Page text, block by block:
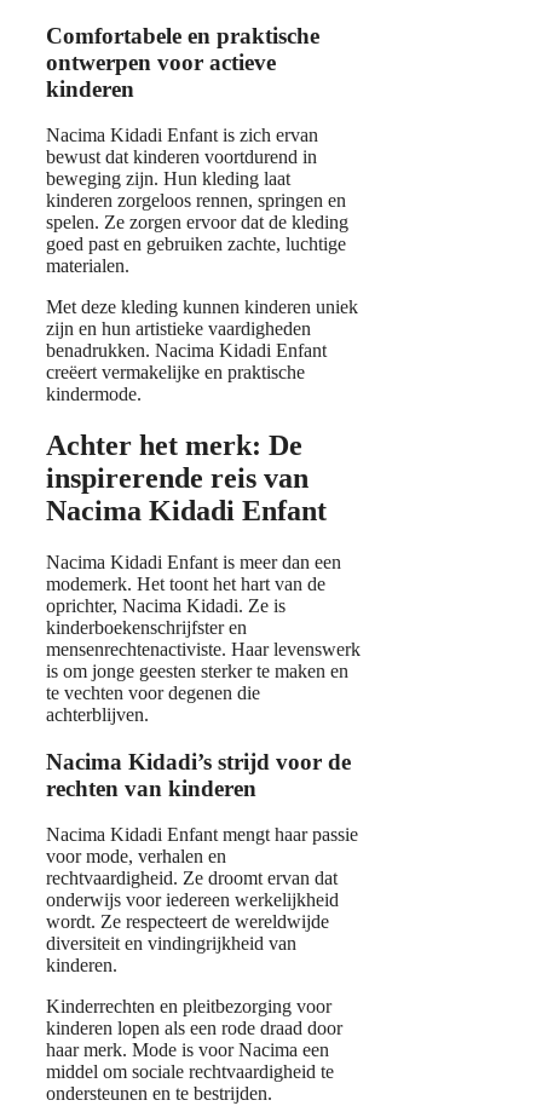
Comfortabele en praktische
ontwerpen voor actieve
kinderen
Nacima Kidadi Enfant is zich ervan
bewust dat kinderen voortdurend in
beweging zijn. Hun kleding laat
kinderen zorgeloos rennen, springen en
spelen. Ze zorgen ervoor dat de kleding
goed past en gebruiken zachte, luchtige
materialen.
Met deze kleding kunnen kinderen uniek
zijn en hun artistieke vaardigheden
benadrukken. Nacima Kidadi Enfant
creëert vermakelijke en praktische
kindermode.
Achter het merk: De
inspirerende reis van
Nacima Kidadi Enfant
Nacima Kidadi Enfant is meer dan een
modemerk. Het toont het hart van de
oprichter, Nacima Kidadi. Ze is
kinderboekenschrijfster en
mensenrechtenactiviste. Haar levenswerk
is om jonge geesten sterker te maken en
te vechten voor degenen die
achterblijven.
Nacima Kidadi’s strijd voor de
rechten van kinderen
Nacima Kidadi Enfant mengt haar passie
voor mode, verhalen en
rechtvaardigheid. Ze droomt ervan dat
onderwijs voor iedereen werkelijkheid
wordt. Ze respecteert de wereldwijde
diversiteit en vindingrijkheid van
kinderen.
Kinderrechten en pleitbezorging voor
kinderen lopen als een rode draad door
haar merk. Mode is voor Nacima een
middel om sociale rechtvaardigheid te
ondersteunen en te bestrijden.